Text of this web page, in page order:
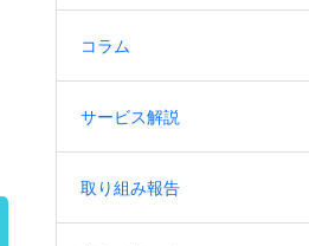
SEO記事制作とは？
CVにつなげる作り方
説
SEOセカンドオピニオ
コラム
サービス解説
取り組み報告